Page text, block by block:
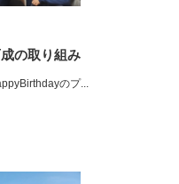
の取り組み
のプ...